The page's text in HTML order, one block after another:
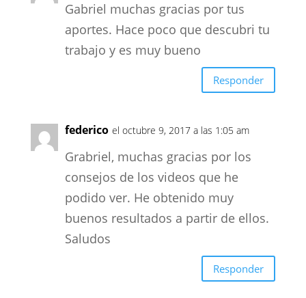
Gabriel muchas gracias por tus
aportes. Hace poco que descubri tu
trabajo y es muy bueno
Responder
federico el octubre 9, 2017 a las 1:05 am
Grabriel, muchas gracias por los
consejos de los videos que he
podido ver. He obtenido muy
buenos resultados a partir de ellos.
Saludos
Responder